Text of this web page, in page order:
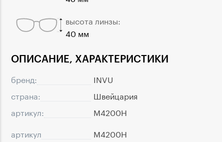
ОПИСАНИЕ, ХАРАКТЕРИСТИКИ
бренд:
INVU
страна:
Швейцария
артикул:
M4200H
артикул
M4200H
высота линзы:
40 мм